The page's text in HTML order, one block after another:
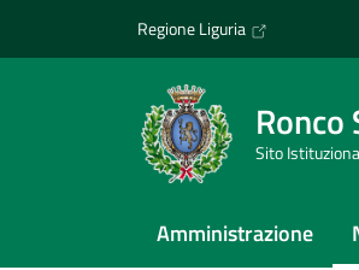
Regione Liguria
Ronco
Sito
Amministrazione